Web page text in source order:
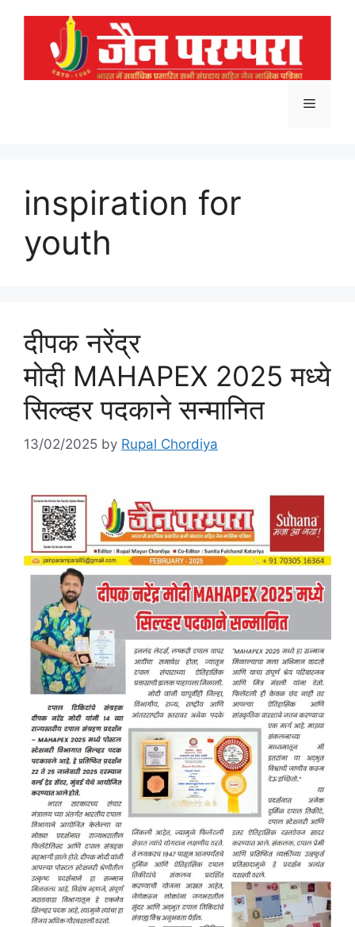
Menu
inspiration for
youth
दीपक नरेंद्र
मोदी MAHAPEX 2025 मध्ये
सिल्व्हर पदकाने सन्मानित
13/02/2025 by Rupal Chordiya